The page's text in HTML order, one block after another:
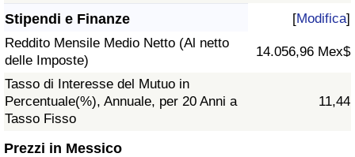
Stipendi e Finanze [Modifica]
Reddito Mensile Medio Netto (Al netto
delle Imposte)
14.056,96 Mex$
Tasso di Interesse del Mutuo in
Percentuale(%), Annuale, per 20 Anni a
Tasso Fisso
11,44
Prezzi in Messico